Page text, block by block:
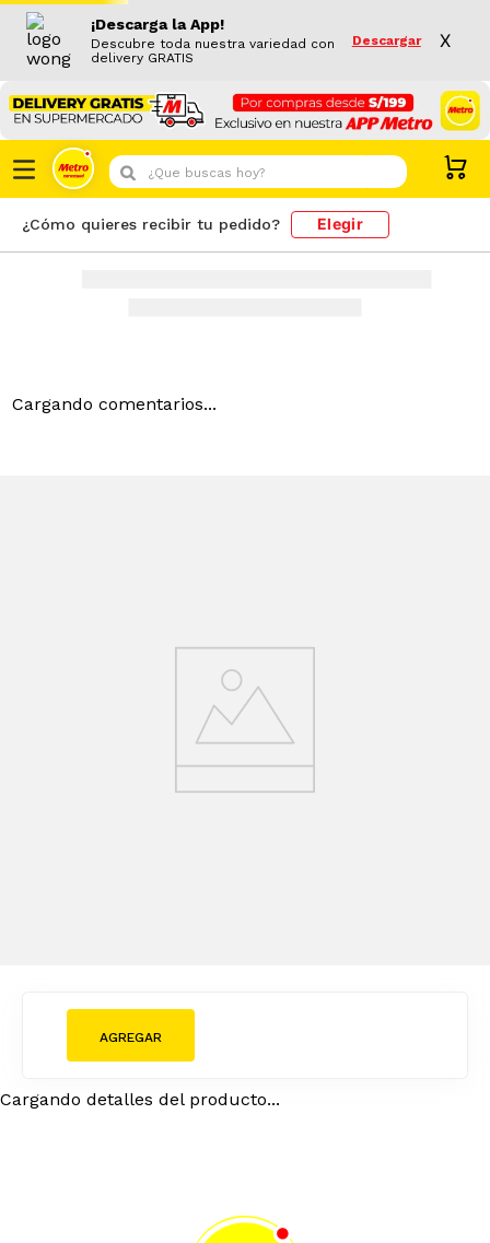
¡Descarga la App!
Descubre toda nuestra variedad con
delivery GRATIS
Descargar X
¿Que buscas hoy?
¿Cómo quieres recibir tu pedido? Elegir
Cargando comentarios...
Cargando detalles del producto...